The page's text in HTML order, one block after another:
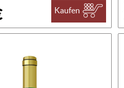
Kaufen